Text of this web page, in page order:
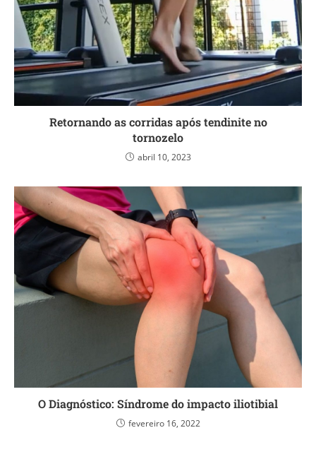
Retornando as corridas após tendinite no
tornozelo
abril 10, 2023
O Diagnóstico: Síndrome do impacto iliotibial
fevereiro 16, 2022